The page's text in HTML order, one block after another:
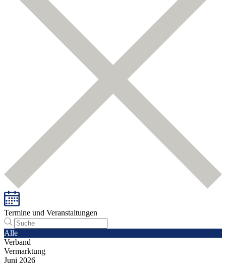
Termine und Veranstaltungen
Alle
Verband
Vermarktung
Juni 2026